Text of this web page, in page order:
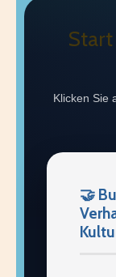
Klicken Sie
🤝